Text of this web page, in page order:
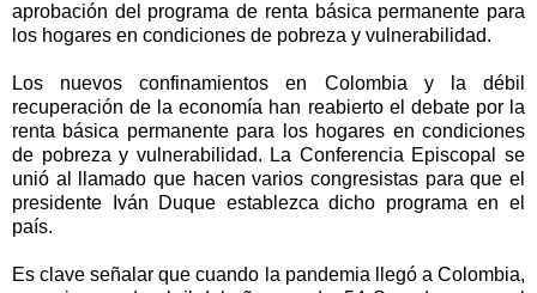
aprobación del programa de renta básica permanente para
los hogares en condiciones de pobreza y vulnerabilidad.
Los nuevos confinamientos en Colombia y la débil
recuperación de la economía han reabierto el debate por la
renta básica permanente para los hogares en condiciones
de pobreza y vulnerabilidad. La Conferencia Episcopal se
unió al llamado que hacen varios congresistas para que el
presidente Iván Duque establezca dicho programa en el
país.
Es clave señalar que cuando la pandemia llegó a Colombia,